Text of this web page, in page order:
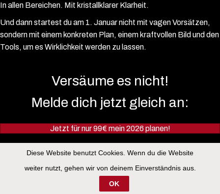
In allen Bereichen. Mit kristallklarer Klarheit.
Und dann startest du am 1. Januar nicht mit vagen Vorsätzen,
sondern mit einem konkreten Plan, einem kraftvollen Bild und den
Tools, um es Wirklichkeit werden zu lassen.
Versäume es nicht!
Melde dich jetzt gleich an:
Jetzt für nur 99€ mein 2026 planen!
Diese Website benutzt Cookies. Wenn du die Website
weiter nutzt, gehen wir von deinem Einverständnis aus.
OK